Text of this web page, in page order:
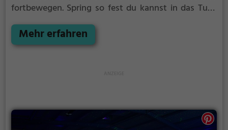
fortbewegen. Spring so fest du kannst in das Tuch
befördern.
Mehr erfahren